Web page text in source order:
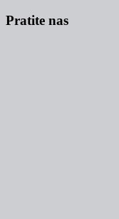
Pratite nas